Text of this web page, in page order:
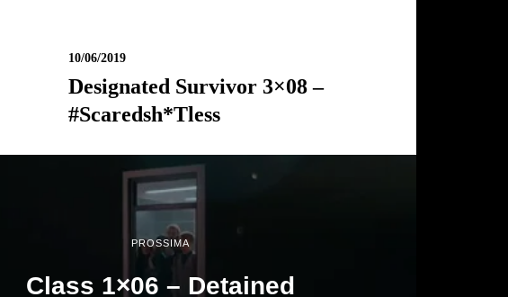
10/06/2019
Designated Survivor 3×08 –
#scaredsh*tless
PROSSIMA
Class 1×06 – Detained